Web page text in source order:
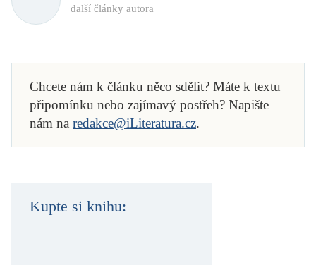
další články autora
Chcete nám k článku něco sdělit? Máte k textu
připomínku nebo zajímavý postřeh? Napište
nám na redakce@iLiteratura.cz.
Kupte si knihu: